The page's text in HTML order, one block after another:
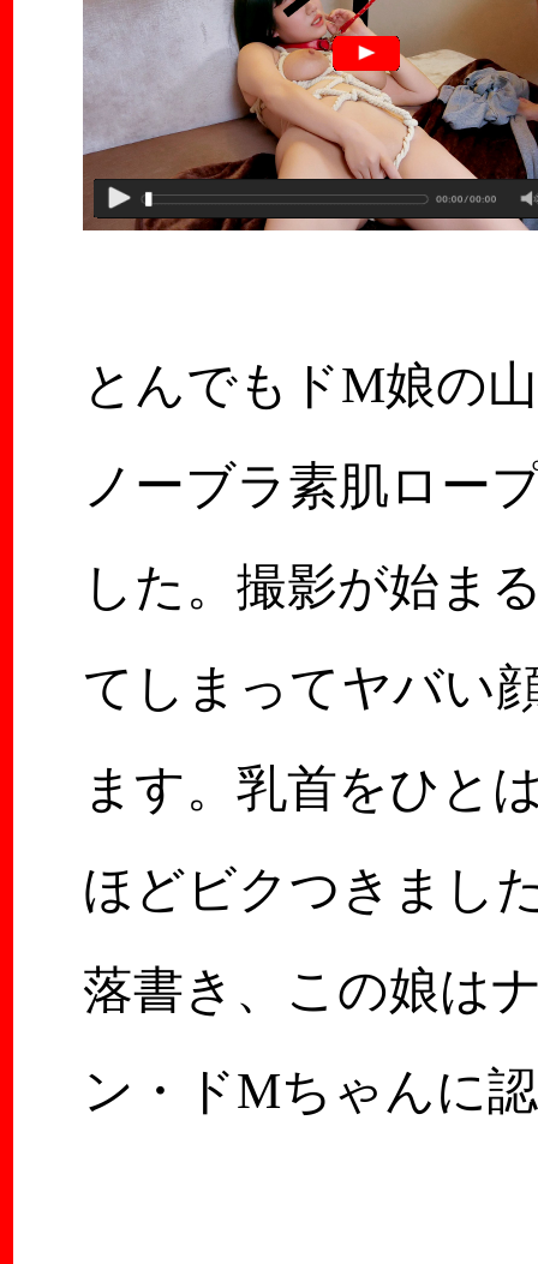
とんでもドM娘の
ノーブラ素肌ロー
した。撮影が始ま
てしまってヤバい
ます。乳首をひと
ほどビクつきまし
落書き、この娘は
ン・ドMちゃんに